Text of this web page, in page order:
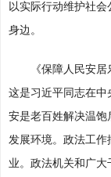
以实际行动维护社
身边。
《保障人民安居乐
这是习近平同志在
安是老百姓解决温饱
发展环境。政法工
业。政法机关和广